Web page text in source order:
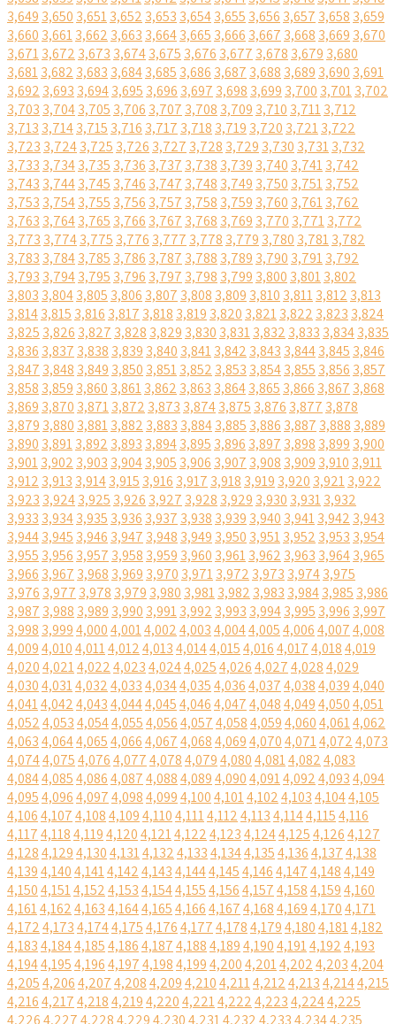
3,649 3,650 3,6513,652 3,653 3,6543,655 3,656 3,657 3,658 3,659
3,660 3,6613,662 3,663 3,6643,665 3,666 3,667 3,668 3,669 3,670
3,6713,672 3,673 3,6743,675 3,676 3,677 3,678 3,679 3,680
3,6813,682 3,683 3,6843,685 3,686 3,687 3,688 3,689 3,690 3,691
3,692 3,693 3,6943,695 3,696 3,697 3,698 3,699 3,700 3,7013,702
3,703 3,7043,705 3,706 3,707 3,708 3,709 3,710 3,7113,712
3,713 3,7143,715 3,716 3,717 3,718 3,719 3,720 3,7213,722
3,723 3,7243,725 3,726 3,727 3,728 3,729 3,730 3,7313,732
3,733 3,7343,735 3,736 3,737 3,738 3,739 3,740 3,7413,742
3,743 3,7443,745 3,746 3,747 3,748 3,749 3,750 3,7513,752
3,753 3,7543,755 3,756 3,757 3,758 3,759 3,760 3,7613,762
3,763 3,7643,765 3,766 3,767 3,768 3,769 3,770 3,7713,772
3,773 3,7743,775 3,776 3,777 3,778 3,779 3,780 3,7813,782
3,783 3,7843,785 3,786 3,787 3,788 3,789 3,790 3,7913,792
3,793 3,7943,795 3,796 3,797 3,798 3,799 3,800 3,8013,802
3,803 3,8043,805 3,806 3,807 3,808 3,809 3,810 3,8113,812 3,813
3,8143,815 3,816 3,817 3,818 3,819 3,820 3,8213,822 3,823 3,824
3,825 3,826 3,827 3,828 3,829 3,830 3,8313,832 3,833 3,8343,835
3,836 3,837 3,838 3,839 3,840 3,8413,842 3,843 3,8443,845 3,846
3,847 3,848 3,849 3,850 3,8513,852 3,853 3,8543,855 3,856 3,857
3,858 3,859 3,860 3,8613,862 3,863 3,8643,865 3,866 3,867 3,868
3,869 3,870 3,8713,872 3,873 3,8743,875 3,876 3,877 3,878
3,879 3,880 3,8813,882 3,883 3,8843,885 3,886 3,887 3,888 3,889
3,890 3,8913,892 3,893 3,8943,895 3,896 3,897 3,898 3,899 3,900
3,9013,902 3,903 3,9043,905 3,906 3,907 3,908 3,909 3,910 3,911
3,912 3,913 3,9143,915 3,916 3,917 3,918 3,919 3,920 3,9213,922
3,923 3,9243,925 3,926 3,927 3,928 3,929 3,930 3,9313,932
3,933 3,9343,935 3,936 3,937 3,938 3,939 3,940 3,9413,942 3,943
3,9443,945 3,946 3,947 3,948 3,949 3,950 3,9513,952 3,953 3,954
3,955 3,956 3,957 3,958 3,959 3,960 3,9613,962 3,963 3,9643,965
3,966 3,967 3,968 3,969 3,970 3,9713,972 3,973 3,9743,975
3,976 3,977 3,978 3,979 3,980 3,9813,982 3,983 3,9843,985 3,986
3,987 3,988 3,989 3,990 3,9913,992 3,993 3,9943,995 3,996 3,997
3,998 3,9994,0004,0014,0024,0034,0044,0054,0064,0074,008
4,0094,0104,0114,0124,0134,0144,0154,0164,0174,0184,019
4,0204,0214,0224,0234,0244,0254,0264,0274,0284,029
4,0304,0314,0324,0334,0344,0354,0364,0374,0384,0394,040
4,0414,0424,0434,0444,0454,0464,0474,0484,0494,0504,051
4,0524,0534,0544,0554,0564,0574,0584,0594,0604,0614,062
4,0634,0644,0654,0664,0674,0684,0694,0704,0714,0724,073
4,0744,0754,0764,0774,0784,0794,0804,0814,0824,083
4,0844,0854,0864,0874,0884,0894,0904,0914,0924,0934,094
4,0954,0964,0974,0984,0994,1004,1014,1024,1034,1044,105
4,1064,1074,1084,1094,1104,1114,1124,1134,1144,1154,116
4,1174,1184,1194,1204,1214,1224,1234,1244,1254,1264,127
4,1284,1294,1304,1314,1324,1334,1344,1354,1364,1374,138
4,1394,1404,1414,1424,1434,1444,1454,1464,1474,1484,149
4,1504,1514,1524,1534,1544,1554,1564,1574,1584,1594,160
4,1614,1624,1634,1644,1654,1664,1674,1684,1694,1704,171
4,1724,1734,1744,1754,1764,1774,1784,1794,1804,1814,182
4,1834,1844,1854,1864,1874,1884,1894,1904,1914,1924,193
4,1944,1954,1964,1974,1984,1994,2004,2014,2024,2034,204
4,2054,2064,2074,2084,2094,2104,2114,2124,2134,2144,215
4,2164,2174,2184,2194,2204,2214,2224,2234,2244,225